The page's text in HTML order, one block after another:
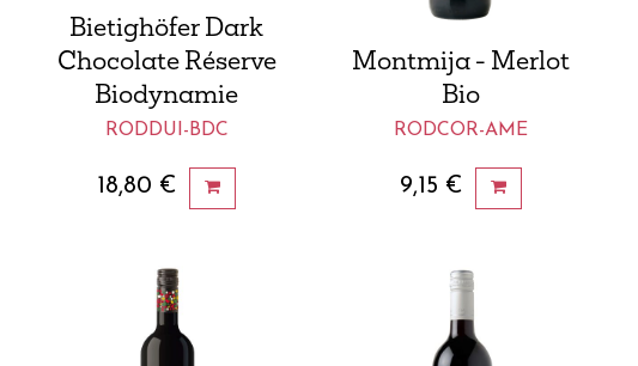
Bietighöfer Dark
Chocolate Réserve
Biodynamie
RODDUI-BDC
18,80 €
Montmija - Merlot
Bio
RODCOR-AME
9,15 €